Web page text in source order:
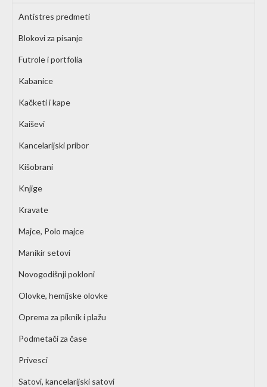
Antistres predmeti
Blokovi za pisanje
Futrole i portfolia
Kabanice
Kačketi i kape
Kaiševi
Kancelarijski pribor
Kišobrani
Knjige
Kravate
Majce, Polo majce
Manikir setovi
Novogodišnji pokloni
Olovke, hemijske olovke
Oprema za piknik i plažu
Podmetači za čase
Privesci
Satovi, kancelarijski satovi